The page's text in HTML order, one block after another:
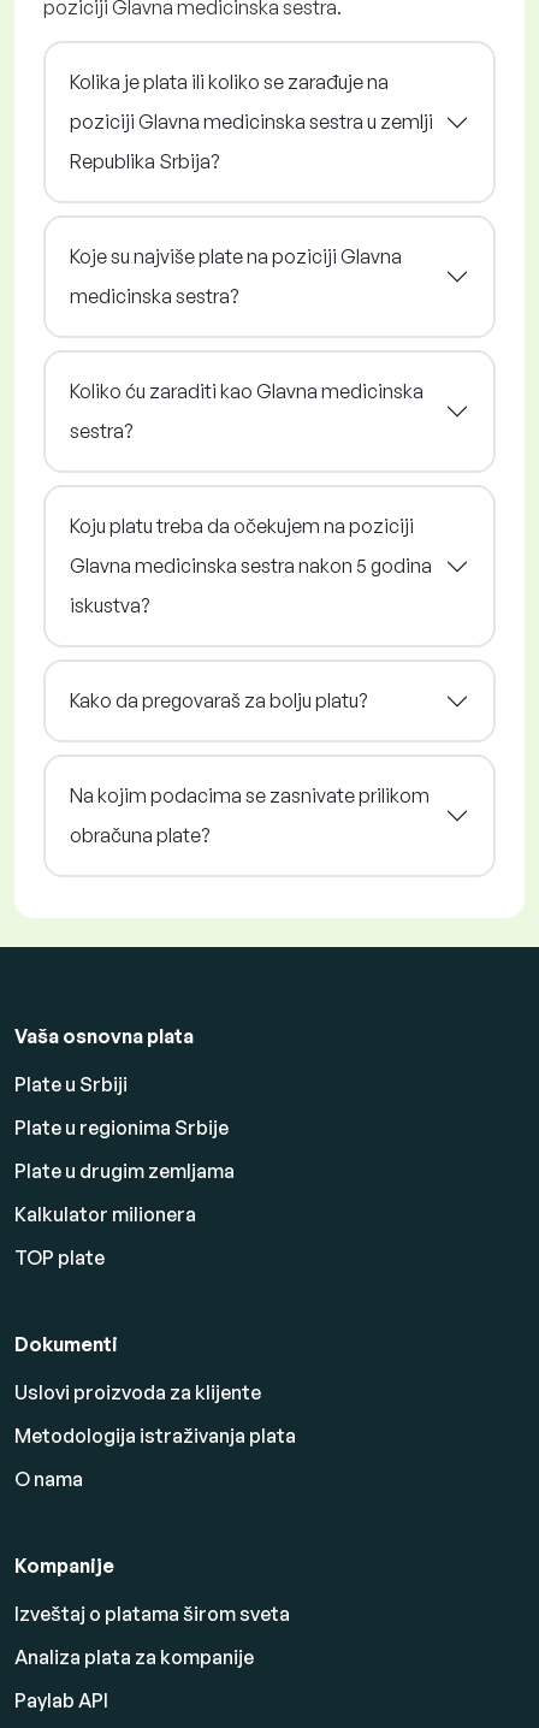
poziciji Glavna medicinska sestra.
Kolika je plata ili koliko se zarađuje na
poziciji Glavna medicinska sestra u zemlji
Republika Srbija?
Koje su najviše plate na poziciji Glavna
medicinska sestra?
Koliko ću zaraditi kao Glavna medicinska
sestra?
Koju platu treba da očekujem na poziciji
Glavna medicinska sestra nakon 5 godina
iskustva?
Kako da pregovaraš za bolju platu?
Na kojim podacima se zasnivate prilikom
obračuna plate?
Vaša osnovna plata
Plate u Srbiji
Plate u regionima Srbije
Plate u drugim zemljama
Kalkulator milionera
TOP plate
Dokumenti
Uslovi proizvoda za klijente
Metodologija istraživanja plata
O nama
Kompanije
Izveštaj o platama širom sveta
Analiza plata za kompanije
Paylab API